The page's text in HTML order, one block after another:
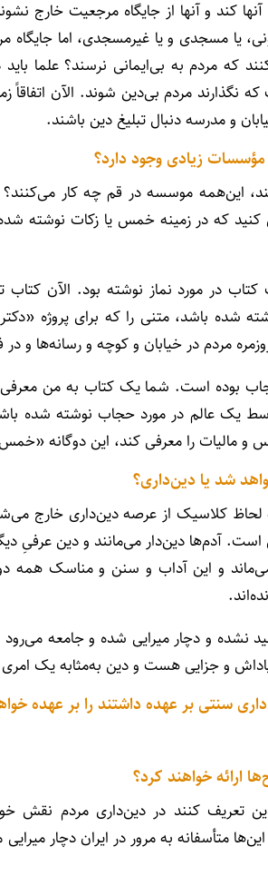
کند و آنها از جایگاه مرجعیت خارج
یا مسجدی و یا غیرمسجدی، اما
که مردم به بی‌ایمانی نرسند؟ علما باید
نگذارند مردم بی‌دین شوند. الآن اتفاقاً
و مدرسه دنبال تبلیغ دین باشند.
مؤسسات زیادی وجود دارد؟
این‌همه موسسه در قم چه کار
که در زمینه خمس یا زکات نوشته
در مورد نماز نوشته بود. الآن
شده باشد، متنی را که برای پروژه
مردم در خیابان و کوچه و رسانه‌ها و
جمهوری اسلامی طی ۴۰ سال حجاب بوده است. شما یک
یک عالم در مورد حجاب نوشته شده
را معرفی کند، این دوگانه
شد یا دین‌داری؟
لحاظ کلاسیک از عرصه دین‌داری خارج
آدم‌ها دین‌دار می‌مانند و دین عرفیِ
می‌ماند و این آداب و سنن و مناسک همه
نشده و دچار میرایی شده و جامعه
و جزایی هست و دین به‌مثابه یک امری
سنتی بر عهده داشتند را بر عهده
ارائه خواهند کرد؟
تعریف کنند در دین‌داری مردم نقش
متأسفانه به مرور در ایران دچار